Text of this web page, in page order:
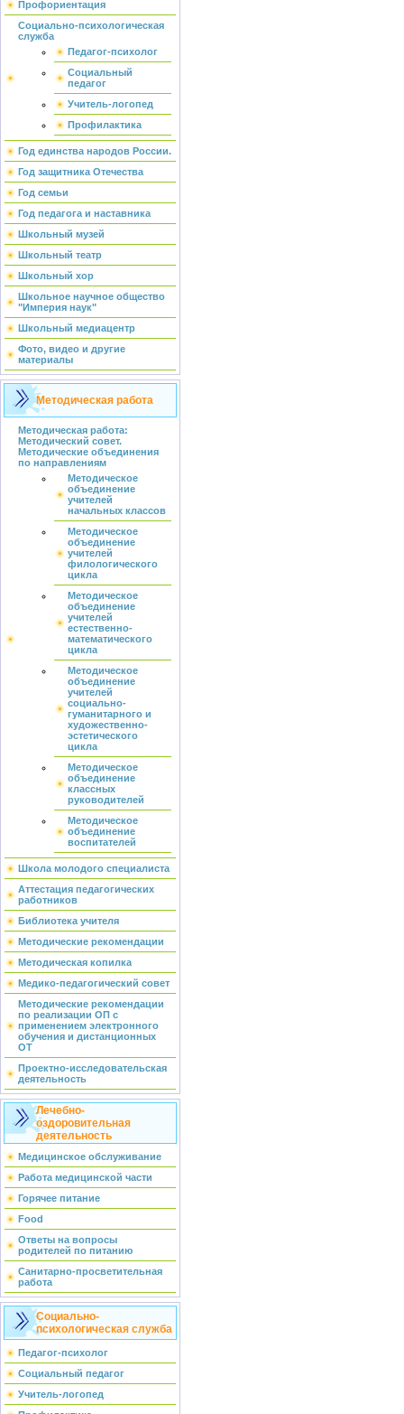
Профориентация
Социально-психологическая
служба
Педагог-психолог
Социальный
педагог
Учитель-логопед
Профилактика
Год единства народов России.
Год защитника Отечества
Год семьи
Год педагога и наставника
Школьный музей
Школьный театр
Школьный хор
Школьное научное общество
"Империя наук"
Школьный медиацентр
Фото, видео и другие
материалы
Методическая работа
Методическая работа:
Методический совет.
Методические объединения
по направлениям
Методическое
объединение
учителей
начальных классов
Методическое
объединение
учителей
филологического
цикла
Методическое
объединение
учителей
естественно-
математического
цикла
Методическое
объединение
учителей
социально-
гуманитарного и
художественно-
эстетического
цикла
Методическое
объединение
классных
руководителей
Методическое
объединение
воспитателей
Школа молодого специалиста
Аттестация педагогических
работников
Библиотека учителя
Методические рекомендации
Методическая копилка
Медико-педагогический совет
Методические рекомендации
по реализации ОП с
применением электронного
обучения и дистанционных
ОТ
Проектно-исследовательская
деятельность
Лечебно-
оздоровительная
деятельность
Медицинское обслуживание
Работа медицинской части
Горячее питание
Food
Ответы на вопросы
родителей по питанию
Санитарно-просветительная
работа
Социально-
психологическая служба
Педагог-психолог
Социальный педагог
Учитель-логопед